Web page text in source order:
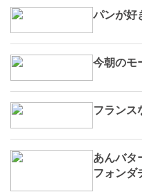
パンが好
今朝のモ
フランス
あんバタ
フォンダ